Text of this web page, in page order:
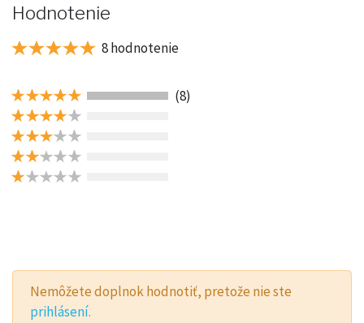
Hodnotenie
8 hodnotenie
(8)
Nemôžete doplnok hodnotiť, pretože nie ste
prihlásení.